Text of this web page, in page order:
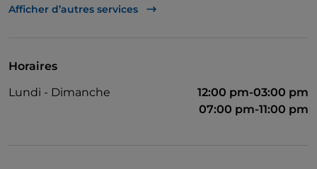
Wi-Fi
Afficher d’autres services
Horaires
Lundi - Dimanche
12:00 pm-03:00 pm
07:00 pm-11:00 pm